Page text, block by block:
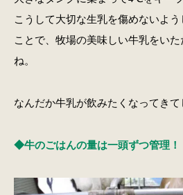
こうして大切な生乳を傷めないよ
ことで、牧場の美味しい牛乳をい
ね。
なんだか牛乳が飲みたくなってき
◆牛のごはんの量は一頭ずつ管理！